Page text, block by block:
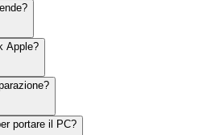
Apple?
portare il PC?